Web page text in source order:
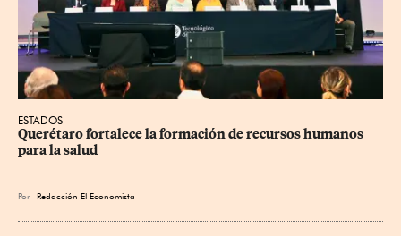
ESTADOS
Querétaro fortalece la formación de recursos humanos
para la salud
Por Redacción El Economista